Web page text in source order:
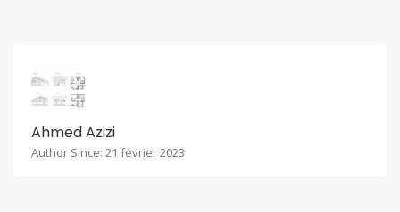
Ahmed Azizi
Author Since: 21 février 2023